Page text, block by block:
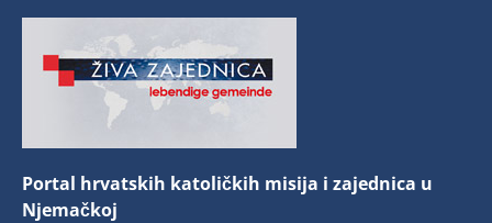
Portal hrvatskih katoličkih misija i zajednica u
Njemačkoj